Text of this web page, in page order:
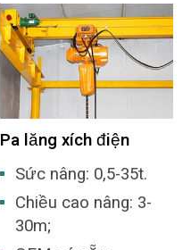
Pa lăng xích điện
Sức nâng: 0,5-35t.
Chiều cao nâng: 3-
30m;